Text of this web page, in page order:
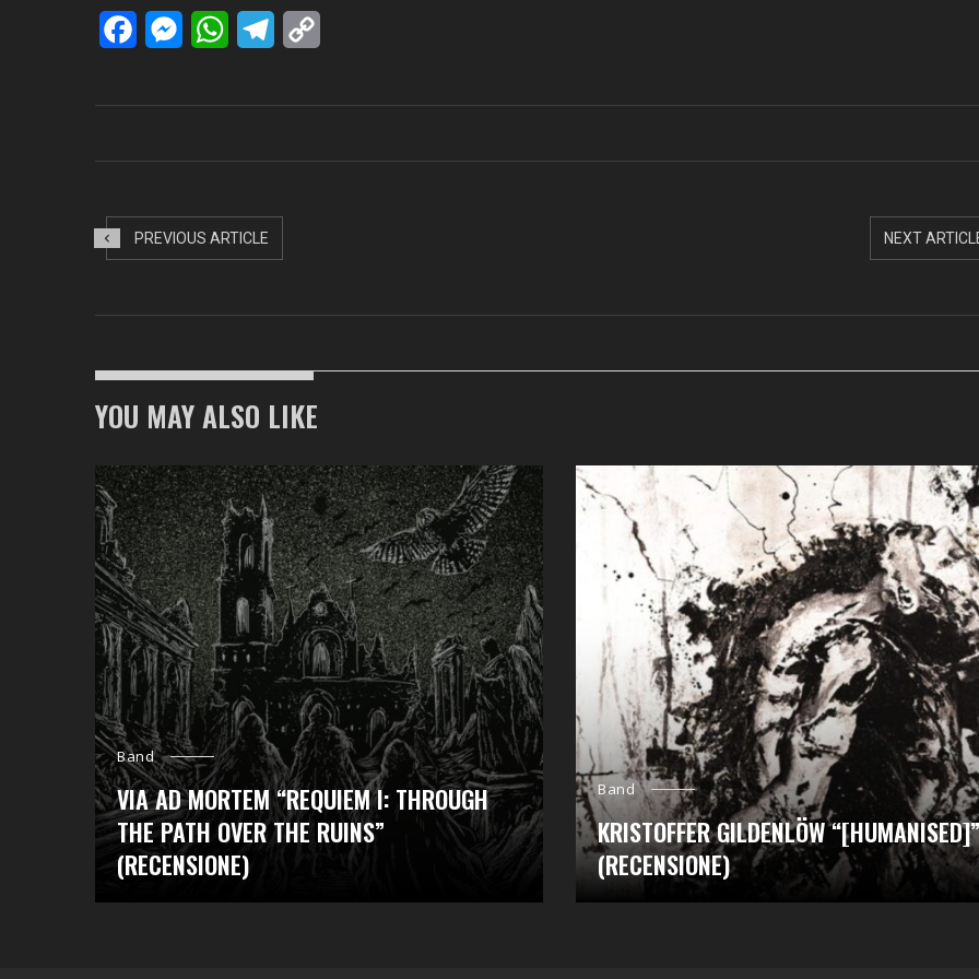
FacebookMessengerWhatsAppTelegram
PREVIOUS ARTICLE NEXT
YOU MAY ALSO LIKE
Band
VIA AD MORTEM “REQUIEM I: THROUGH
THE PATH OVER THE RUINS”
(RECENSIONE)
Band
KRISTOFFER GILDENLÖW “[HUMANISED]”
(RECENSIONE)